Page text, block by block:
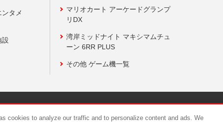
タメ
設
マリオカート アーケードグランプ
リDX
湾岸ミッドナイト マキシマムチュ
ーン 6RR PLUS
その他 ゲーム機一覧
cookies to analyze our traffic and to personalize content and ads. We